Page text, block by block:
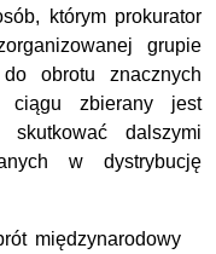
którym prokurator
grupie
obrotu znacznych
zbierany jest
skutkować dalszymi
w dystrybucję
międzynarodowy